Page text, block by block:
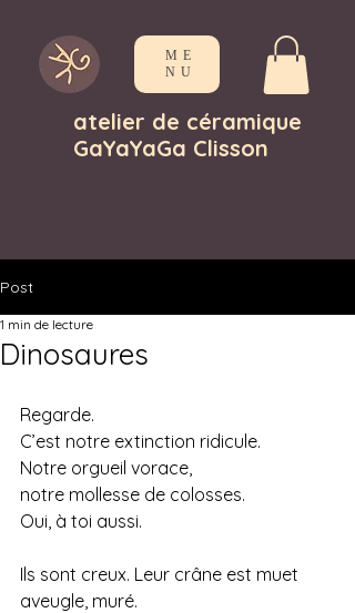
ME
NU
atelier de céramique
GaYaYaGa Clisson
Post
Dinosaures
1 min de lecture
Regarde.
C’est notre extinction ridicule.
Notre orgueil vorace,
notre mollesse de colosses.
Oui, à toi aussi.
Ils sont creux. Leur crâne est muet
aveugle, muré.